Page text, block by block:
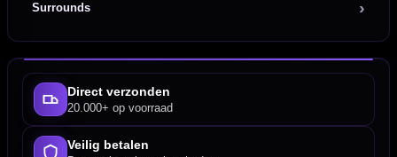
Surrounds
Direct verzonden
20.000+ op voorraad
Veilig betalen